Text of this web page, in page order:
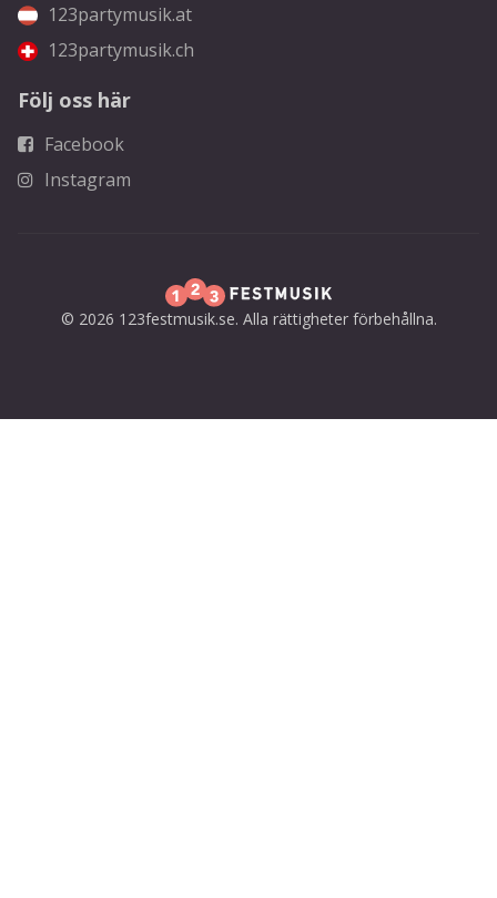
123partymusik.at
123partymusik.ch
Följ oss här
Facebook
Instagram
© 2026 123festmusik.se. Alla rättigheter förbehållna.